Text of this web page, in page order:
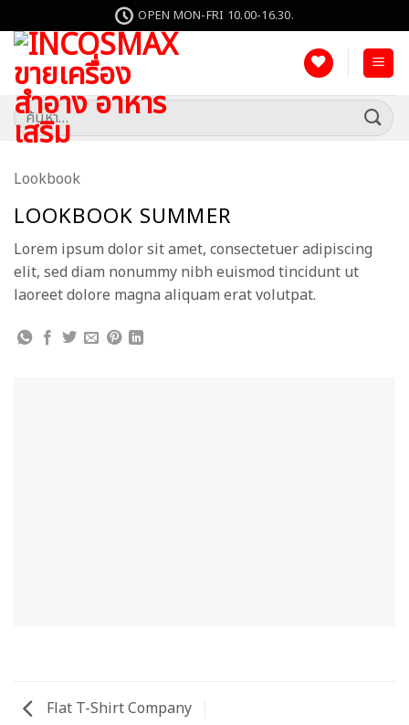
ไป
เนื้อหา
OPEN MON-FRI 10.00-16.30.
ค้นหา:
Lookbook
LOOKBOOK SUMMER
Lorem ipsum dolor sit amet, consectetuer adipiscing
elit, sed diam nonummy nibh euismod tincidunt ut
laoreet dolore magna aliquam erat volutpat.
Flat T-Shirt Company